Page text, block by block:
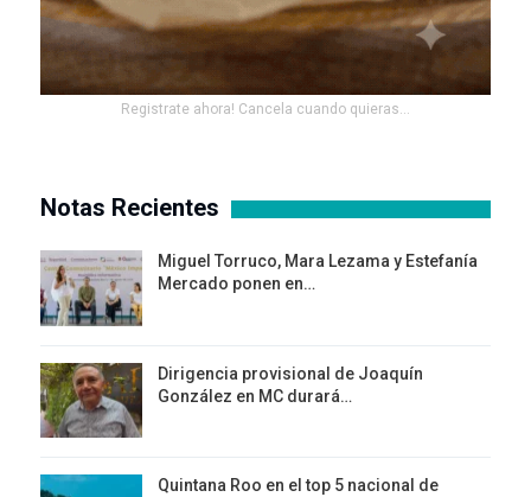
Registrate ahora! Cancela cuando quieras...
Notas Recientes
Miguel Torruco, Mara Lezama y Estefanía
Mercado ponen en…
Dirigencia provisional de Joaquín
González en MC durará…
Quintana Roo en el top 5 nacional de